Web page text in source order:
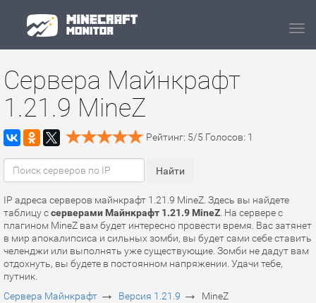
Сервера Майнкрафт
1.21.9 MineZ
Рейтинг: 5/5 Голосов: 1
IP адреса серверов майнкрафт 1.21.9 MineZ. Здесь вы найдете
таблицу ссерверами Майнкрафт 1.21.9 MineZ . На сервере с
плагином MineZ вам будет интересно провести время. Вас затянет
в мир апокалипсиса и сильных зомби, вы будет сами себе ставить
челенджи или выполнять уже существующие. Зомби не дадут вам
отдохнуть, вы будете в постоянном напряжении. Удачи тебе,
путник.
Сервера Майнкрафт → Версия 1.21.9 → MineZ